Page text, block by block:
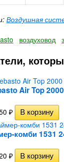
Воздушная
воздуховод
Air Top
₽
комби 1531
₽